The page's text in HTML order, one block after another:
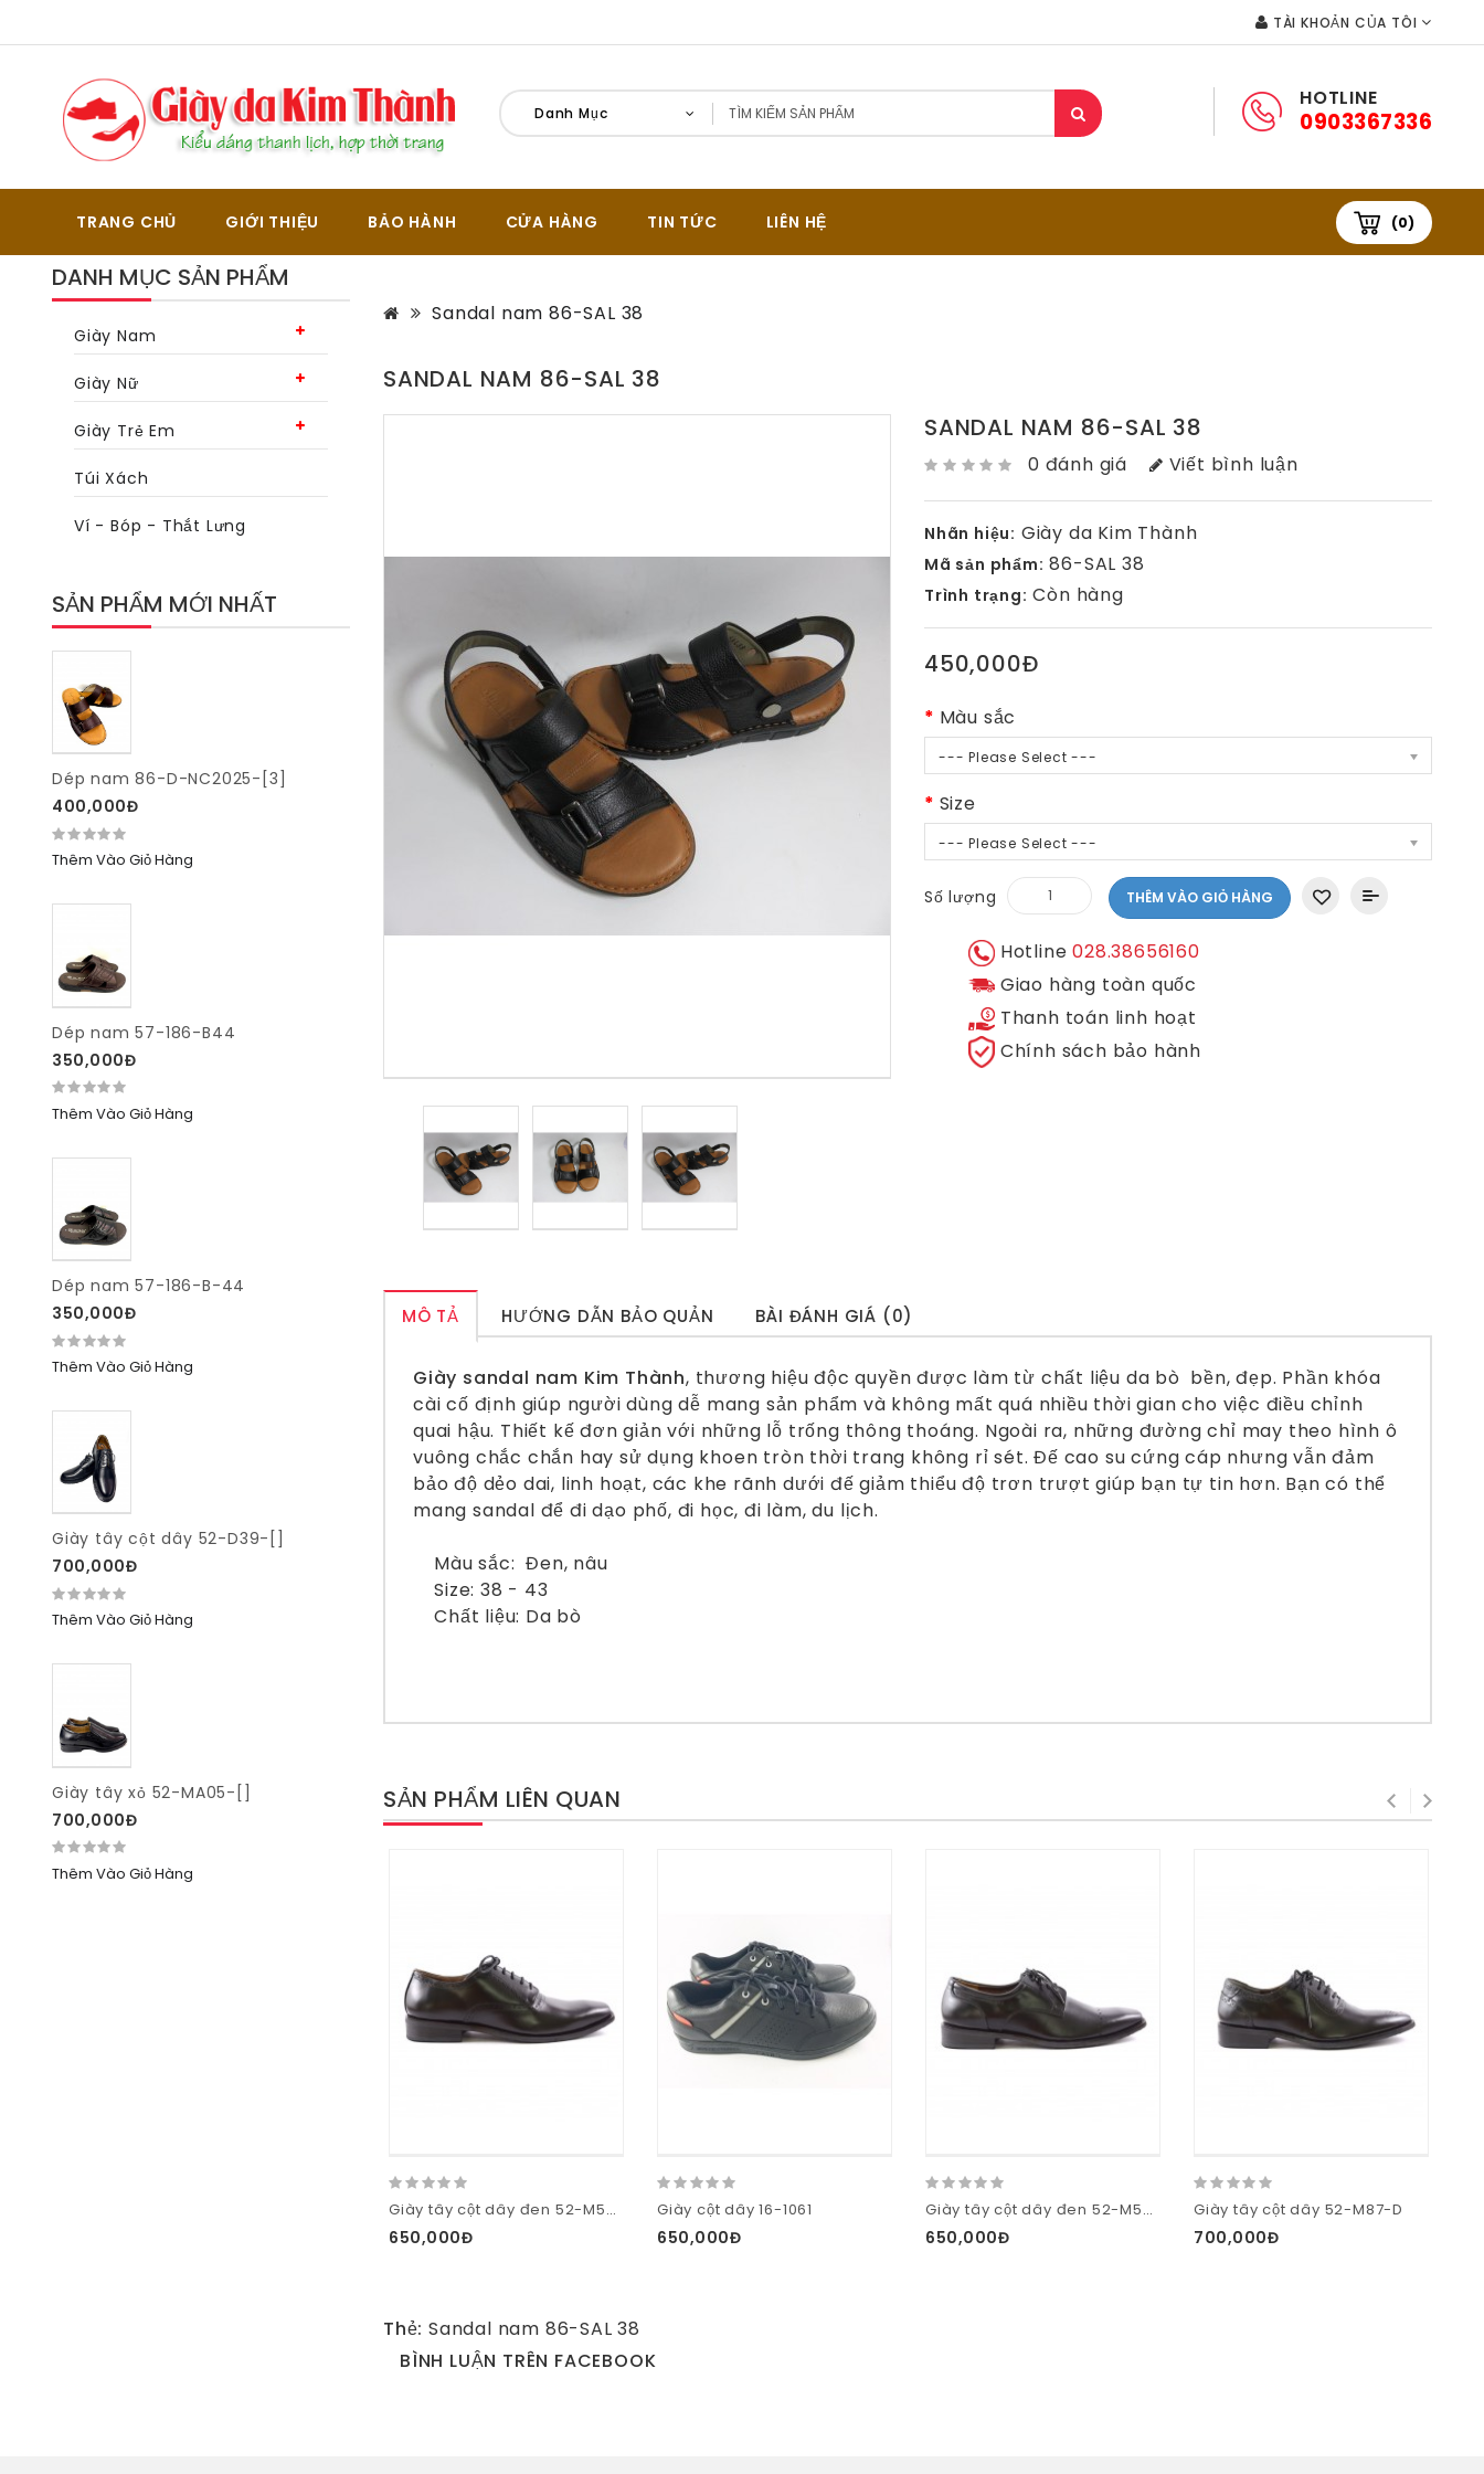
TÀI KHOẢN CỦA TÔI
HOTLINE
0903367336
Danh Mục
TRANG CHỦ GIỚI THIỆU BẢO HÀNH CỬA HÀNG TIN TỨC LIÊN HỆ (0)
DANH MỤC SẢN PHẨM
Giày Nam
Giày Nữ
Giày Trẻ Em
Túi Xách
Ví - Bóp - Thắt Lưng
SẢN PHẨM MỚI NHẤT
Dép nam 86-D-NC2025-[3]
400,000Đ
Thêm Vào Giỏ Hàng
Dép nam 57-186-B44
350,000Đ
Thêm Vào Giỏ Hàng
Dép nam 57-186-B-44
350,000Đ
Thêm Vào Giỏ Hàng
Giày tây cột dây 52-D39-[]
700,000Đ
Thêm Vào Giỏ Hàng
Giày tây xỏ 52-MA05-[]
700,000Đ
Thêm Vào Giỏ Hàng
Sandal nam 86-SAL 38
SANDAL NAM 86-SAL 38
SANDAL NAM 86-SAL 38
0 đánh giá Viết bình luận
Nhãn hiệu: Giày da Kim Thành
Mã sản phẩm: 86-SAL 38
Trình trạng: Còn hàng
450,000Đ
Màu sắc
--- Please Select ---
Size
--- Please Select ---
Số lượng THÊM VÀO GIỎ HÀNG
Hotline028.38656160
Giao hàng toàn quốc
Thanh toán linh hoạt
Chính sách bảo hành
MÔ TẢ HƯỚNG DẪN BẢO QUẢN BÀI ĐÁNH GIÁ (0)
Giày sandal nam Kim Thành, thương hiệu độc quyền được làm từ chất liệu da bò bền, đẹp. Phần khóa
cài cố định giúp người dùng dễ mang sản phẩm và không mất quá nhiều thời gian cho việc điều chỉnh
quai hậu. Thiết kế đơn giản với những lỗ trống thông thoáng. Ngoài ra, những đường chỉ may theo hình ô
vuông chắc chắn hay sử dụng khoen tròn thời trang không rỉ sét. Đế cao su cứng cáp nhưng vẫn đảm
bảo độ dẻo dai, linh hoạt, các khe rãnh dưới đế giảm thiểu độ trơn trượt giúp bạn tự tin hơn. Bạn có thể
mang sandal để đi dạo phố, đi học, đi làm, du lịch.
Màu sắc: Đen, nâu
Size: 38 - 43
Chất liệu: Da bò
SẢN PHẨM LIÊN QUAN
Giày tây cột dây đen 52-M58-D
650,000Đ
Giày cột dây 16-1061
650,000Đ
Giày tây cột dây đen 52-M59-D
650,000Đ
Giày tây cột dây 52-M87-D
700,000Đ
Thẻ: Sandal nam 86-SAL 38
BÌNH LUẬN TRÊN FACEBOOK